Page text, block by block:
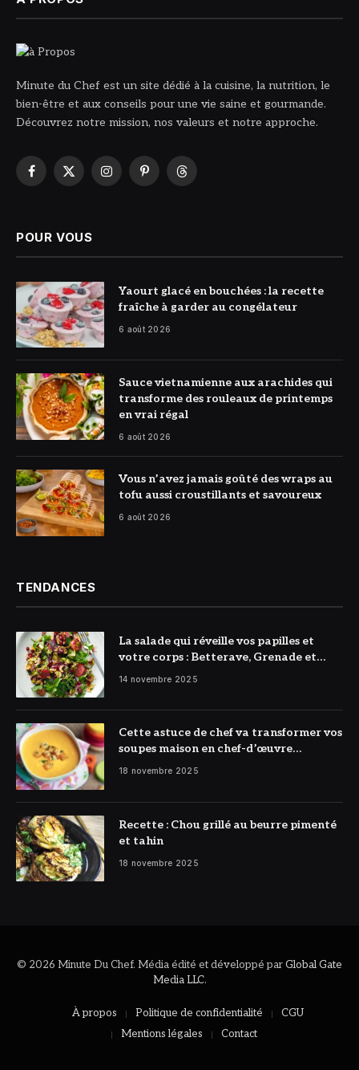
Minute du Chef est un site dédié à la cuisine, la nutrition, le
bien-être et aux conseils pour une vie saine et gourmande.
Découvrez notre mission, nos valeurs et notre approche.
Facebook
X
InstagramPinterestThreads
POUR VOUS
© DR
Yaourt glacé en bouchées : la recette
fraîche à garder au congélateur
6 août 2026
© DR
Sauce vietnamienne aux arachides qui
transforme des rouleaux de printemps
en vrai régal
6 août 2026
© DR
Vous n’avez jamais goûté des wraps au
tofu aussi croustillants et savoureux
6 août 2026
TENDANCES
La salade qui réveille vos papilles et
votre corps : Betterave, Grenade et
Citron à l’honneur
14 novembre 2025
Cette astuce de chef va transformer vos
soupes maison en chef-d’œuvre
réconfortant
18 novembre 2025
Recette : Chou grillé au beurre pimenté
et tahin
18 novembre 2025
© 2026 Minute Du Chef. Média édité et développé parGlobal Gate
Media LLC.
À propos Politique de confidentialité
CGU
Mentions légales
Contact